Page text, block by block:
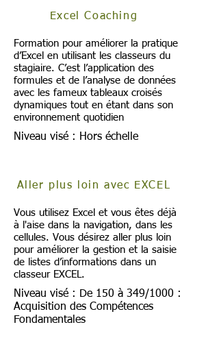
Excel Coaching
Formation pour améliorer la pratique
d’Excel en utilisant les classeurs du
stagiaire. C’est l’application des
formules et de l’analyse de données
avec les fameux tableaux croisés
dynamiques tout en étant dans son
environnement quotidien
Niveau visé : Hors échelle
Aller plus loin avec EXCEL
Vous utilisez Excel et vous êtes déjà
à l'aise dans la navigation, dans les
cellules. Vous désirez aller plus loin
pour améliorer la gestion et la saisie
de listes d’informations dans un
classeur EXCEL.
Niveau visé : De 150 à 349/1000 :
Acquisition des Compétences
Fondamentales